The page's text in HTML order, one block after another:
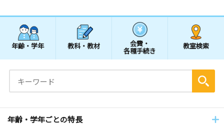
年齢・学年 教科・教材 会費・
各種手続き
教室検索
年齢・学年ごとの特長